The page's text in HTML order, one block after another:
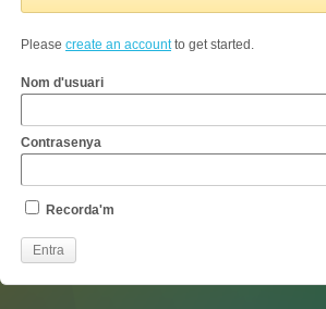
Please create an accountto get started.
Nom d'usuari
Contrasenya
Recorda'm